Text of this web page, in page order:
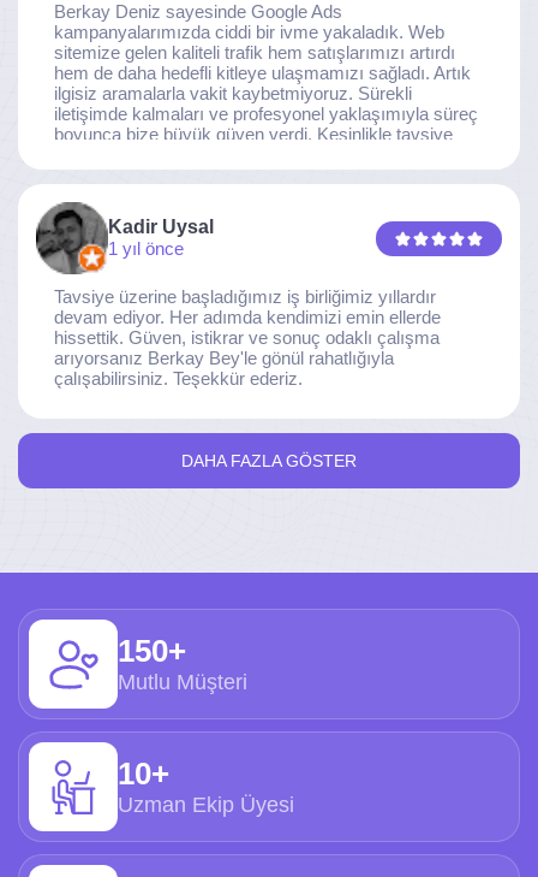
Berkay Deniz sayesinde Google Ads
kampanyalarımızda ciddi bir ivme yakaladık. Web
sitemize gelen kaliteli trafik hem satışlarımızı artırdı
hem de daha hedefli kitleye ulaşmamızı sağladı. Artık
ilgisiz aramalarla vakit kaybetmiyoruz. Sürekli
iletişimde kalmaları ve profesyonel yaklaşımıyla süreç
boyunca bize büyük güven verdi. Kesinlikle tavsiye
Kadir Uysal
1 yıl önce
Tavsiye üzerine başladığımız iş birliğimiz yıllardır
devam ediyor. Her adımda kendimizi emin ellerde
hissettik. Güven, istikrar ve sonuç odaklı çalışma
arıyorsanız Berkay Bey'le gönül rahatlığıyla
çalışabilirsiniz. Teşekkür ederiz.
DAHA FAZLA GÖSTER
150+
Mutlu Müşteri
10+
Uzman Ekip Üyesi